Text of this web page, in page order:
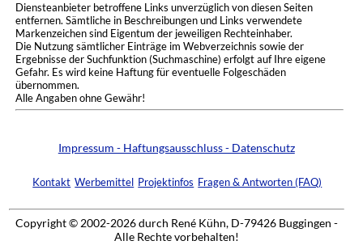
Diensteanbieter betroffene Links unverzüglich von diesen Seiten
entfernen. Sämtliche in Beschreibungen und Links verwendete
Markenzeichen sind Eigentum der jeweiligen Rechteinhaber.
Die Nutzung sämtlicher Einträge im Webverzeichnis sowie der
Ergebnisse der Suchfunktion (Suchmaschine) erfolgt auf Ihre eigene
Gefahr. Es wird keine Haftung für eventuelle Folgeschäden
übernommen.
Alle Angaben ohne Gewähr!
Impressum - Haftungsausschluss - Datenschutz
Kontakt Werbemittel Projektinfos Fragen & Antworten (FAQ)
Copyright © 2002-2026 durch René Kühn, D-79426 Buggingen -
Alle Rechte vorbehalten!